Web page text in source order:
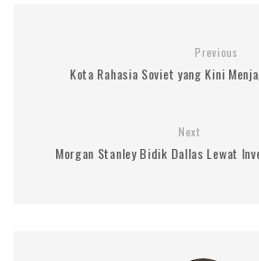
Previous
Kota Rahasia Soviet yang Kini
Next
Morgan Stanley Bidik Dallas Lewat